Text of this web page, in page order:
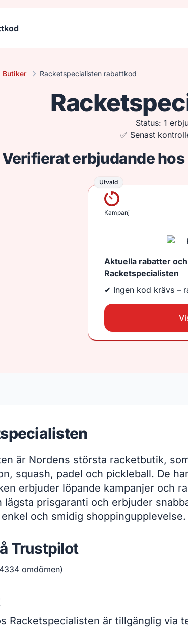
Butiker Racketspecialisten rabattkod
Status: 1
✅ Senast
Verifierat erbjudande
Utvald
Utvald
Kampanj
Aktuella rabatter
Racketspecialisten
✔ Ingen kod krävs –
är Nordens största racketbutik,
squash, padel och pickleball. De
erbjuder löpande kampanjer och
lägsta prisgaranti och erbjuder
och smidig shoppingupplevelse.
Trustpilot
omdömen)
Racketspecialisten är tillgänglig via